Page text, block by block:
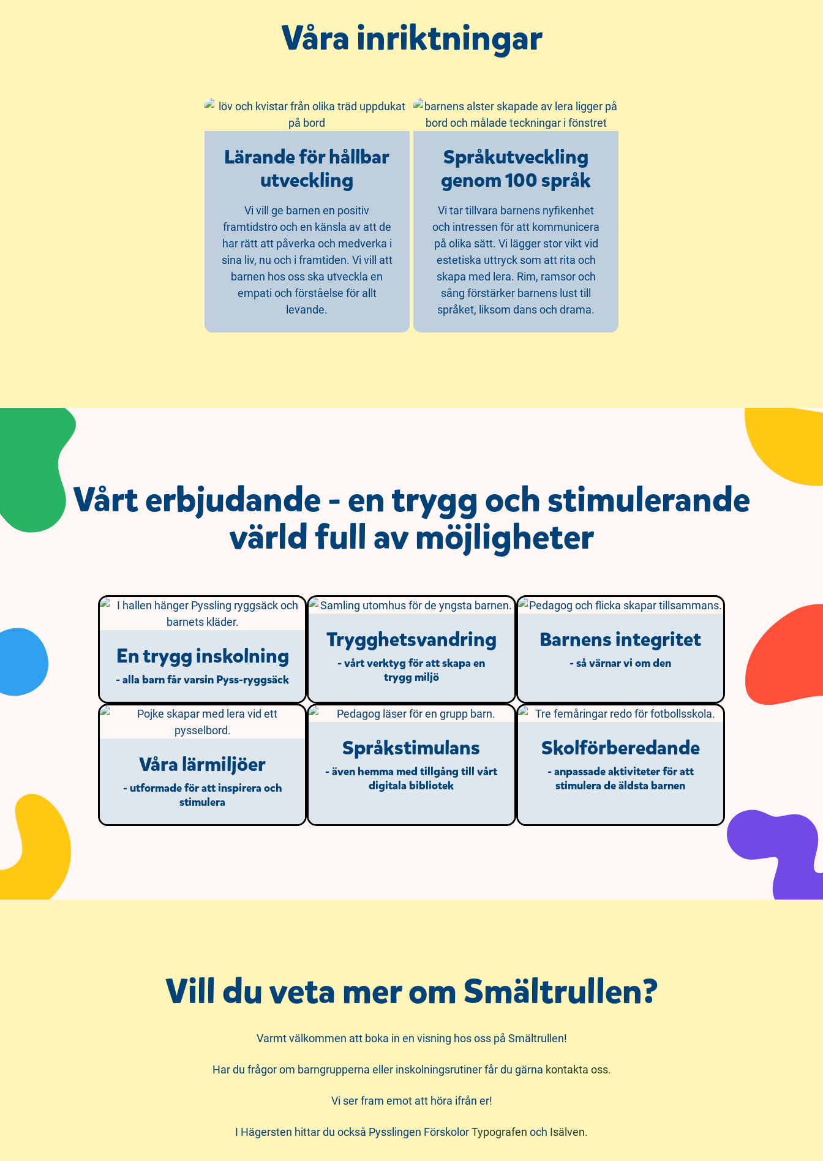
Våra inriktningar
Lärande för hållbar
utveckling
Vi vill ge barnen en positiv
framtidstro och en känsla av att de
har rätt att påverka och medverka i
sina liv, nu och i framtiden. Vi vill att
barnen hos oss ska utveckla en
empati och förståelse för allt
levande.
Språkutveckling
genom 100 språk
Vi tar tillvara barnens nyfikenhet
och intressen för att kommunicera
på olika sätt. Vi lägger stor vikt vid
estetiska uttryck som att rita och
skapa med lera. Rim, ramsor och
sång förstärker barnens lust till
språket, liksom dans och drama.
Vårt erbjudande - en trygg och stimulerande
värld full av möjligheter
En trygg inskolning
- alla barn får varsin Pyss-ryggsäck
Trygghetsvandring
- vårt verktyg för att skapa en
trygg miljö
Barnens integritet
- så värnar vi om den
Våra lärmiljöer
- utformade för att inspirera och
stimulera
Språkstimulans
- även hemma med tillgång till vårt
digitala bibliotek
Skolförberedande
- anpassade aktiviteter för att
stimulera de äldsta barnen
Vill du veta mer om Smältrullen?
Varmt välkommen att boka in en visning hos oss på Smältrullen!
Har du frågor om barngrupperna eller inskolningsrutiner får du gärna kontakta oss.
Vi ser fram emot att höra ifrån er!
I Hägersten hittar du också Pysslingen FörskolorTypografen och Isälven.